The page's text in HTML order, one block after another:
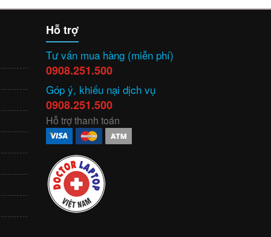
Hỗ trợ
Tư vấn mua hàng (miễn phí)
0908.251.500
Góp ý, khiếu nại dịch vụ
0908.251.500
Hỗ trợ thanh toán